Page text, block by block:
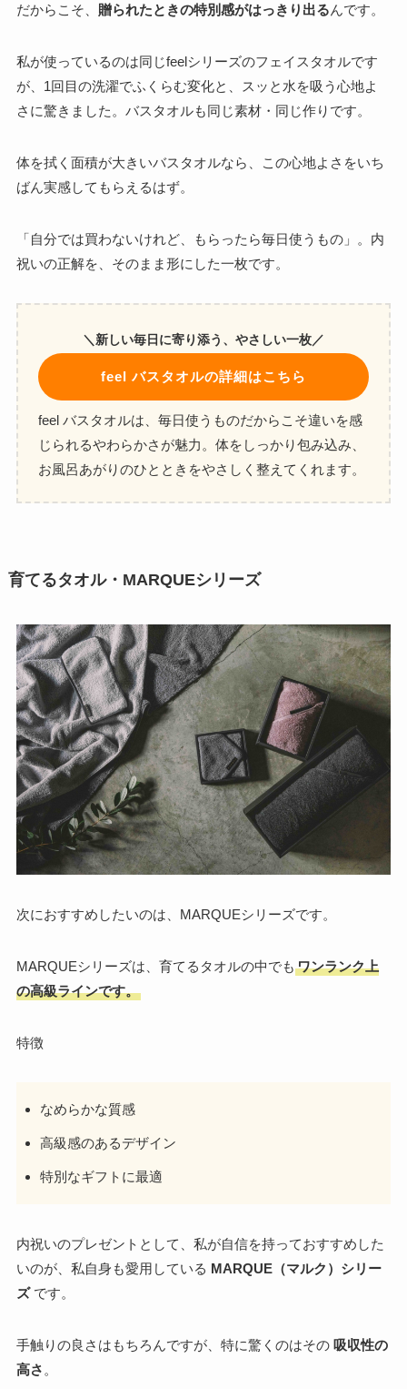
だからこそ、 贈られたときの特別感がはっきり出るんです。
私が使っているのは同じfeelシリーズのフェイスタオルです
が、1回目の洗濯でふくらむ変化と、スッと水を吸う心地よ
さに驚きました。バスタオルも同じ素材・同じ作りです。
体を拭く面積が大きいバスタオルなら、この心地よさをいち
ばん実感してもらえるはず。
「自分では買わないけれど、もらったら毎日使うもの」。内
祝いの正解を、そのまま形にした一枚です。
＼新しい毎日に寄り添う、やさしい一枚／
feel バスタオルの詳細はこちら
feel バスタオルは、毎日使うものだからこそ違いを感
じられるやわらかさが魅力。体をしっかり包み込み、
お風呂あがりのひとときをやさしく整えてくれます。
育てるタオル・MARQUEシリーズ
次におすすめしたいのは、MARQUEシリーズです。
MARQUEシリーズは、育てるタオルの中でも ワンランク上
の高級ラインです。
特徴
なめらかな質感
高級感のあるデザイン
特別なギフトに最適
内祝いのプレゼントとして、私が自信を持っておすすめした
いのが、私自身も愛用している MARQUE（マルク）シリー
ズです。
手触りの良さはもちろんですが、特に驚くのはその 吸収性の
高さ 。